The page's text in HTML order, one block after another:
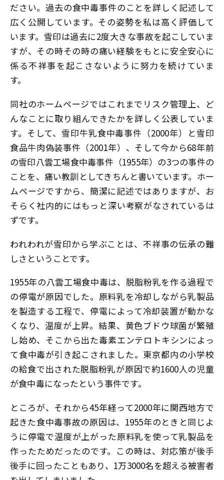
ださい。過去の食中毒事件のことを詳しく記述して
広く公開しています。その姿勢を私は高く評価して
います。雪印は過去に2度大きな事故を起こしていま
すが、その時その時の痛い経験をもとに安全安心に
係る不祥事を起こさないように努力を続けていま
す。
同社のホームページではこれまでリスク管理上、ど
んなことに取り組んできたかを詳しく公表していま
す。そして、雪印牛乳食中毒事件（2000年）と雪印
食品牛肉偽装事件（2001年）、そして今から68年前
の雪印八雲工場食中毒事件（1955年）の3つの事件の
ことを、痛い教訓としてきちんと書いています。ホー
ムページですから、簡潔に記述ではありますが、お
そらく社内的にはもっと深い考察がなされているは
ずです。
われわれが雪印から学ぶことは、不祥事の伝承の難
しさということです。
1955年の八雲工場食中毒は、脱脂粉乳を作る過程で
の停電が原因でした。原料乳を冷却しながら乳製品
を製造する工程で、停電によって冷却装置が動かな
くなり、温度が上昇。結果、黄色ブドウ球菌が繁殖
し始め、そこから出た毒素エンテロトキシンによっ
て食中毒が引き起こされました。東京都内の小学校
の給食で出された脱脂粉乳が原因で約1600人の児童
が食中毒になったという事件です。
ところが、それから45年経って2000年に関西地方で
起きた食中毒事故の原因は、1955年のときと同じよ
うに停電で温度が上がった原料乳を使って乳製品を
作ったためだったのです。この時は、対応策が後手
後手に回ったこともあり、1万3000名を超える被害者